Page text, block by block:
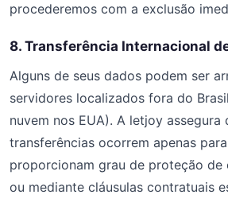
procederemos com a exclusão
8. Transferência Internacional
Alguns de seus dados podem ser
servidores localizados fora do
nuvem nos EUA). A letjoy assegura
transferências ocorrem apenas
proporcionam grau de proteção de
ou mediante cláusulas contratuais